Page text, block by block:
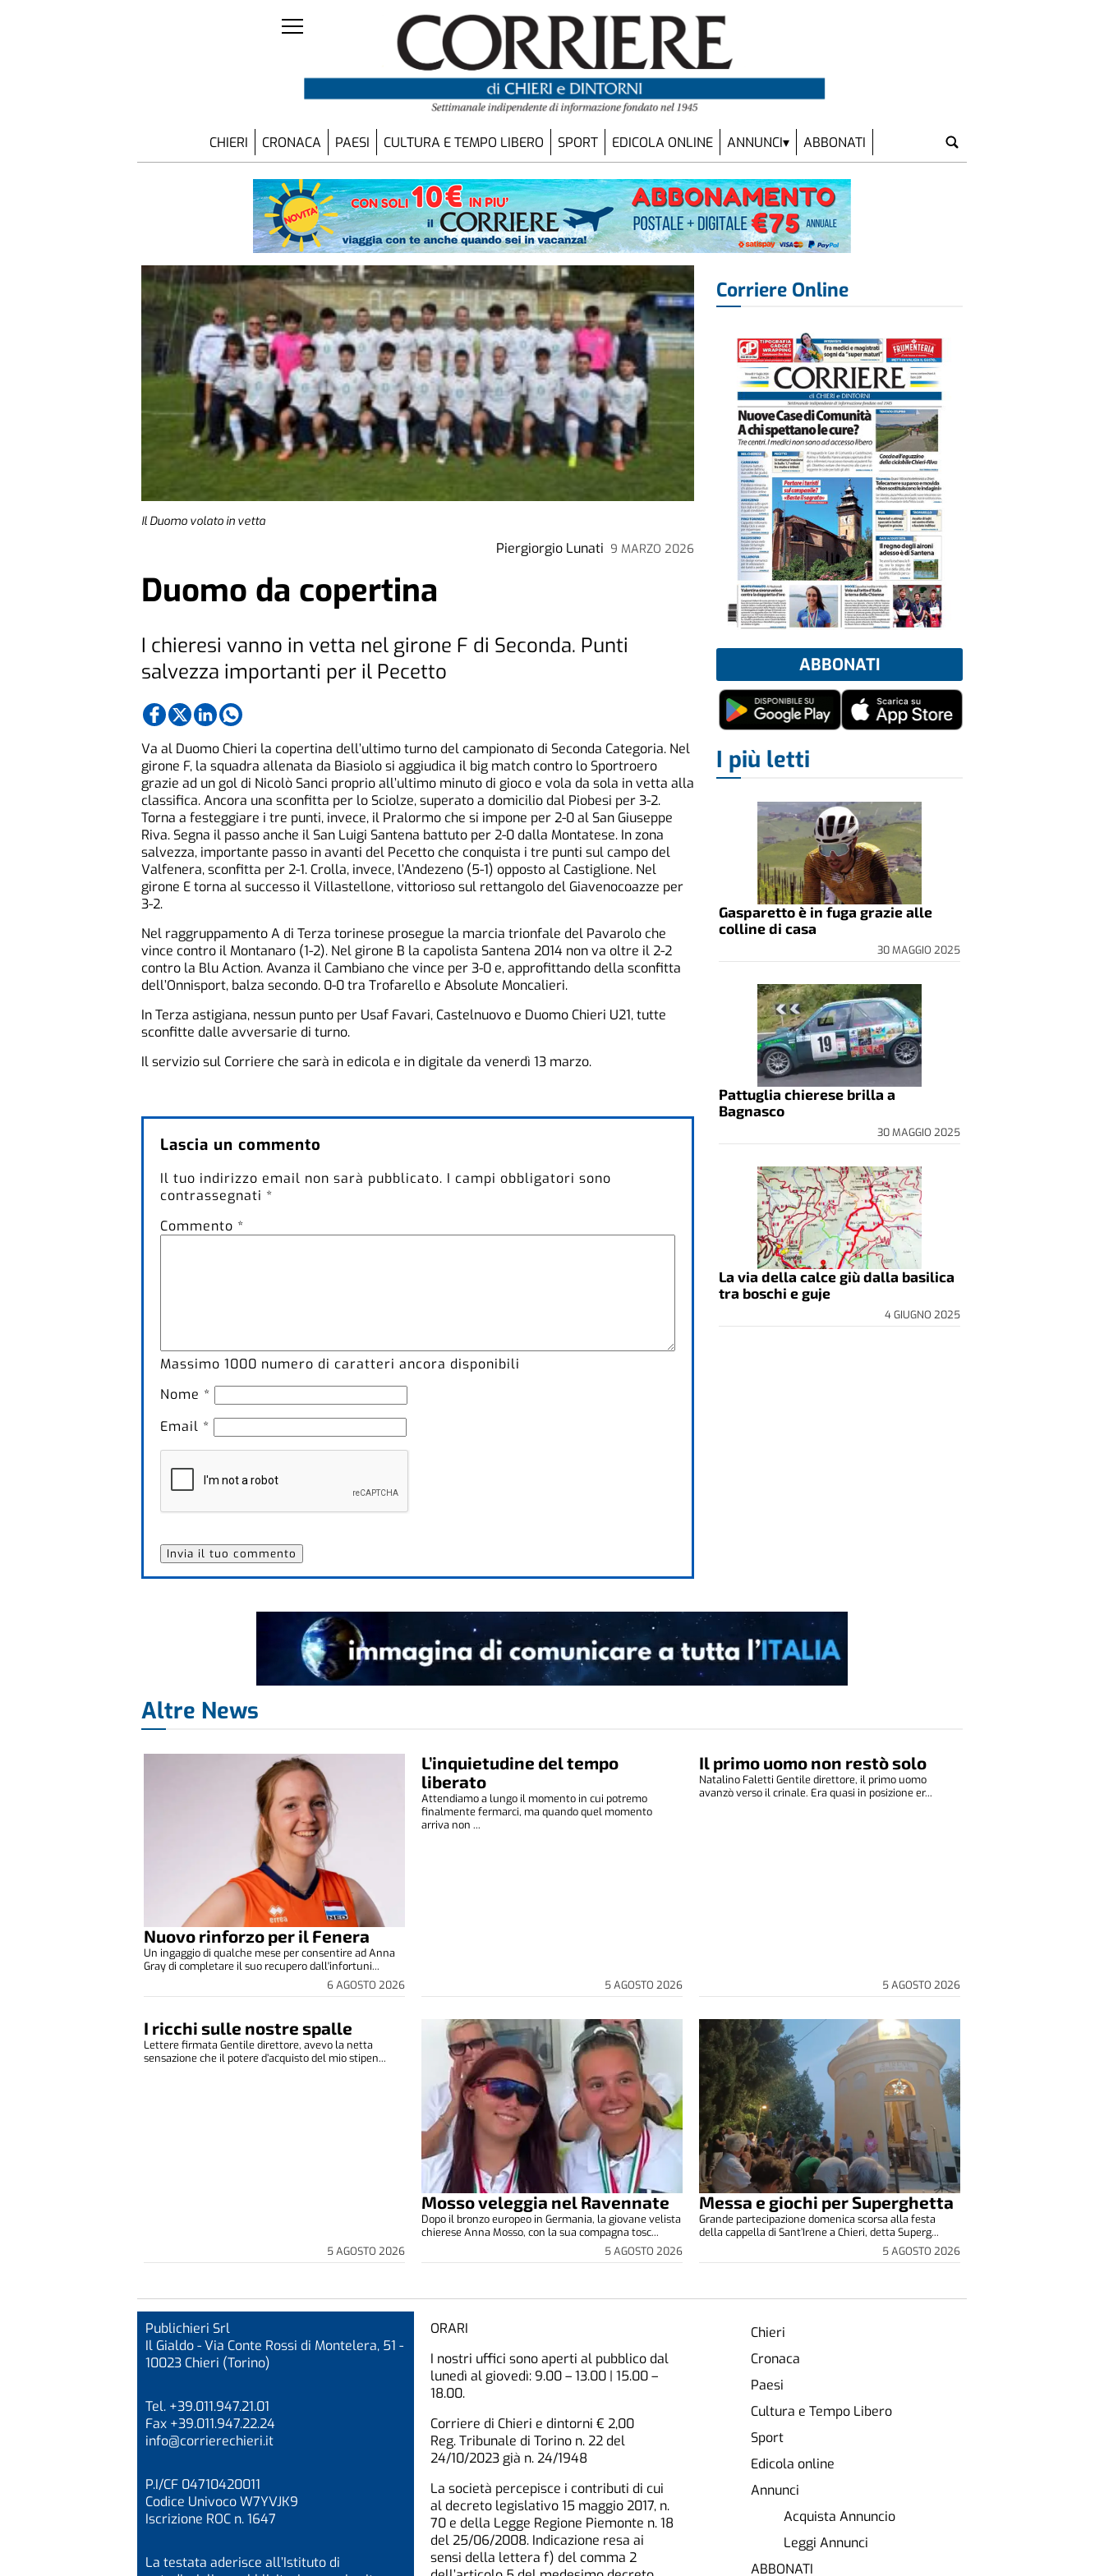
CHIERI CRONACA PAESI CULTURA E TEMPO LIBERO SPORT EDICOLA ONLINE ANNUNCI ABBONATI
Il Duomo volato in vetta
Piergiorgio Lunati 9 MARZO 2026
Duomo da copertina
I chieresi vanno in vetta nel girone F di Seconda. Punti
salvezza importanti per il Pecetto
Va al Duomo Chieri la copertina dell’ultimo turno del campionato di Seconda Categoria. Nel
girone F, la squadra allenata da Biasiolo si aggiudica il big match contro lo Sportroero
grazie ad un gol di Nicolò Sanci proprio all’ultimo minuto di gioco e vola da sola in vetta alla
classifica. Ancora una sconfitta per lo Sciolze, superato a domicilio dal Piobesi per 3-2.
Torna a festeggiare i tre punti, invece, il Pralormo che si impone per 2-0 al San Giuseppe
Riva. Segna il passo anche il San Luigi Santena battuto per 2-0 dalla Montatese. In zona
salvezza, importante passo in avanti del Pecetto che conquista i tre punti sul campo del
Valfenera, sconfitta per 2-1. Crolla, invece, l’Andezeno (5-1) opposto al Castiglione. Nel
girone E torna al successo il Villastellone, vittorioso sul rettangolo del Giavenocoazze per
3-2.
Nel raggruppamento A di Terza torinese prosegue la marcia trionfale del Pavarolo che
vince contro il Montanaro (1-2). Nel girone B la capolista Santena 2014 non va oltre il 2-2
contro la Blu Action. Avanza il Cambiano che vince per 3-0 e, approfittando della sconfitta
dell’Onnisport, balza secondo. 0-0 tra Trofarello e Absolute Moncalieri.
In Terza astigiana, nessun punto per Usaf Favari, Castelnuovo e Duomo Chieri U21, tutte
sconfitte dalle avversarie di turno.
Il servizio sul Corriere che sarà in edicola e in digitale da venerdì 13 marzo.
Lascia un commento
Il tuo indirizzo email non sarà pubblicato. I campi obbligatori sono
contrassegnati *
Commento *
Massimo 1000 numero di caratteri ancora disponibili
Nome *
Email *
Corriere Online
ABBONATI
I più letti
Gasparetto è in fuga grazie alle
colline di casa
30 MAGGIO 2025
Pattuglia chierese brilla a
Bagnasco
30 MAGGIO 2025
La via della calce giù dalla basilica
tra boschi e guje
4 GIUGNO 2025
Altre News
Nuovo rinforzo per il Fenera
6 AGOSTO 2026
Un ingaggio di qualche mese per consentire ad Anna
Gray di completare il suo recupero dall'infortuni...
L’inquietudine del tempo
liberato
5 AGOSTO 2026
Attendiamo a lungo il momento in cui potremo
finalmente fermarci, ma quando quel momento
arriva non ...
Il primo uomo non restò solo
5 AGOSTO 2026
Natalino Faletti Gentile direttore, il primo uomo
avanzò verso il crinale. Era quasi in posizione er...
I ricchi sulle nostre spalle
5 AGOSTO 2026
Lettere firmata Gentile direttore, avevo la netta
sensazione che il potere d’acquisto del mio stipen...
Mosso veleggia nel Ravennate
5 AGOSTO 2026
Dopo il bronzo europeo in Germania, la giovane velista
chierese Anna Mosso, con la sua compagna tosc...
Messa e giochi per Superghetta
5 AGOSTO 2026
Grande partecipazione domenica scorsa alla festa
della cappella di Sant’Irene a Chieri, detta Superg...
Publichieri Srl
Il Gialdo - Via Conte Rossi di Montelera, 51 -
10023 Chieri (Torino)
Tel. +39.011.947.21.01
Fax +39.011.947.22.24
info@corrierechieri.it
P.I/CF 04710420011
Codice Univoco W7YVJK9
Iscrizione ROC n. 1647
La testata aderisce all’Istituto di
ORARI
I nostri uffici sono aperti al pubblico dal
lunedì al giovedì: 9.00 – 13.00 | 15.00 –
18.00.
Corriere di Chieri e dintorni € 2,00
Reg. Tribunale di Torino n. 22 del
24/10/2023 già n. 24/1948
La società percepisce i contributi di cui
al decreto legislativo 15 maggio 2017, n.
70 e della Legge Regione Piemonte n. 18
del 25/06/2008. Indicazione resa ai
sensi della lettera f) del comma 2
Chieri
Cronaca
Paesi
Cultura e Tempo Libero
Sport
Edicola online
Annunci
Acquista Annuncio
Leggi Annunci
ABBONATI